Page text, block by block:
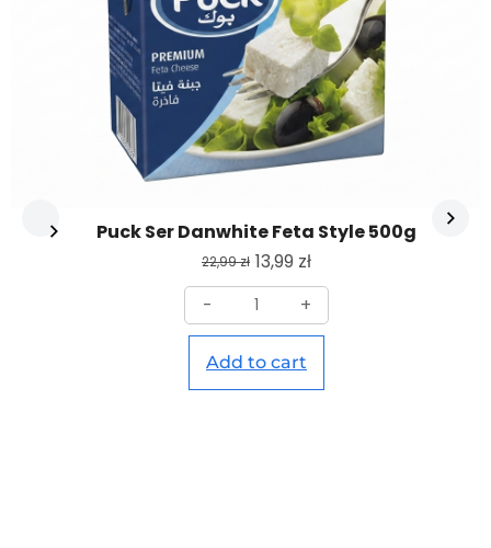
Puck Ser Danwhite Feta Style 500g
22,99zł 13,99 zł
-
+
Add to cart